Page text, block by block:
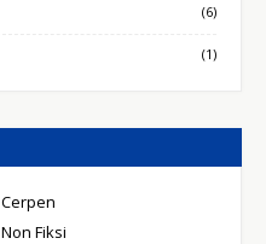
(6)
(1)
Cerpen
Non Fiksi